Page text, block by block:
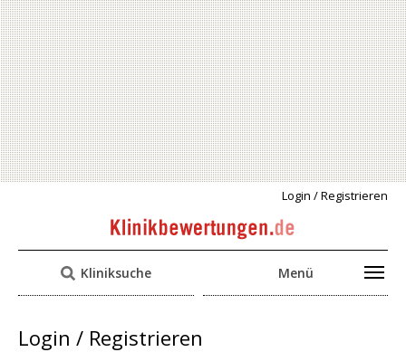
Login / Registrieren
Kliniksuche Menü
Login / Registrieren